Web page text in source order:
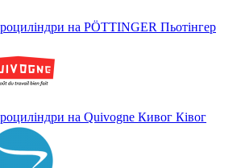
на PÖTTINGER Пьотінгер
на Quivogne Кивог Ківог